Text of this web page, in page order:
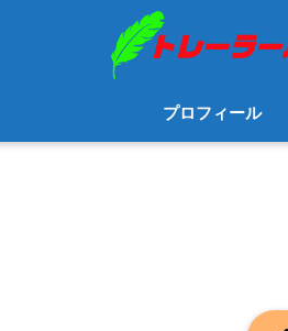
プロフィール